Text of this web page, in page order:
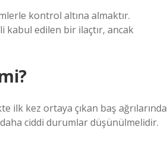
kontrol altına almaktır.
kabul edilen bir ilaçtır, ancak
ilk kez ortaya çıkan baş ağrılarında
ciddi durumlar düşünülmelidir.